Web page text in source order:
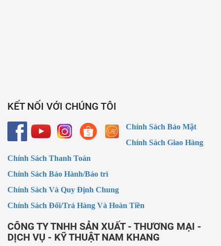
KẾT NỐI VỚI CHÚNG TÔI
Chính Sách Bảo Mật
Chính Sách Giao Hàng
Chính Sách Thanh Toán
Chính Sách Bảo Hành/Bảo trì
Chính Sách Và Quy Định Chung
Chính Sách Đổi/Trả Hàng Và Hoàn Tiền
CÔNG TY TNHH SẢN XUẤT - THƯƠNG MẠI -
DỊCH VỤ - KỸ THUẬT NAM KHANG